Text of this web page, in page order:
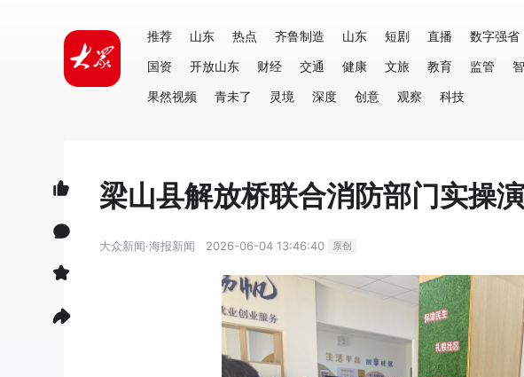
推荐 山东 热点 齐鲁制造 山东 短剧 直播 数字强省
国资
开放山东 财经 交通 健康 文旅 教育 监管
果然视频
青未了 灵境 深度 创意 观察 科技
梁山县解放桥联合消防部门实操
大众新闻·海报新闻 2026-06-04 13:46:40 原创